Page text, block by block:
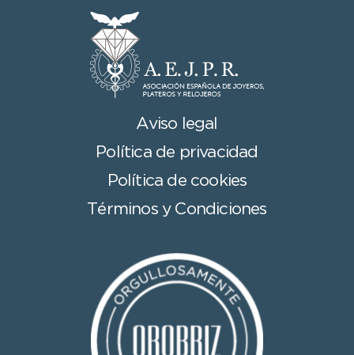
Aviso legal
Política de privacidad
Política de cookies
Términos y Condiciones